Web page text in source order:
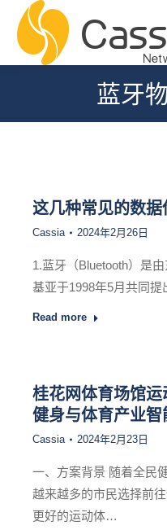
蓝牙 您
这几种常见的数
Cassia 2024年2月26日
1.蓝牙（Bluetooth）是
基亚于1998年5月共同
Read more
桂花网体育场馆
健身与体育产业
Cassia 2024年2月23日
一、方案背景 随着全民
越来越多的市民选择前
更好的运动体…